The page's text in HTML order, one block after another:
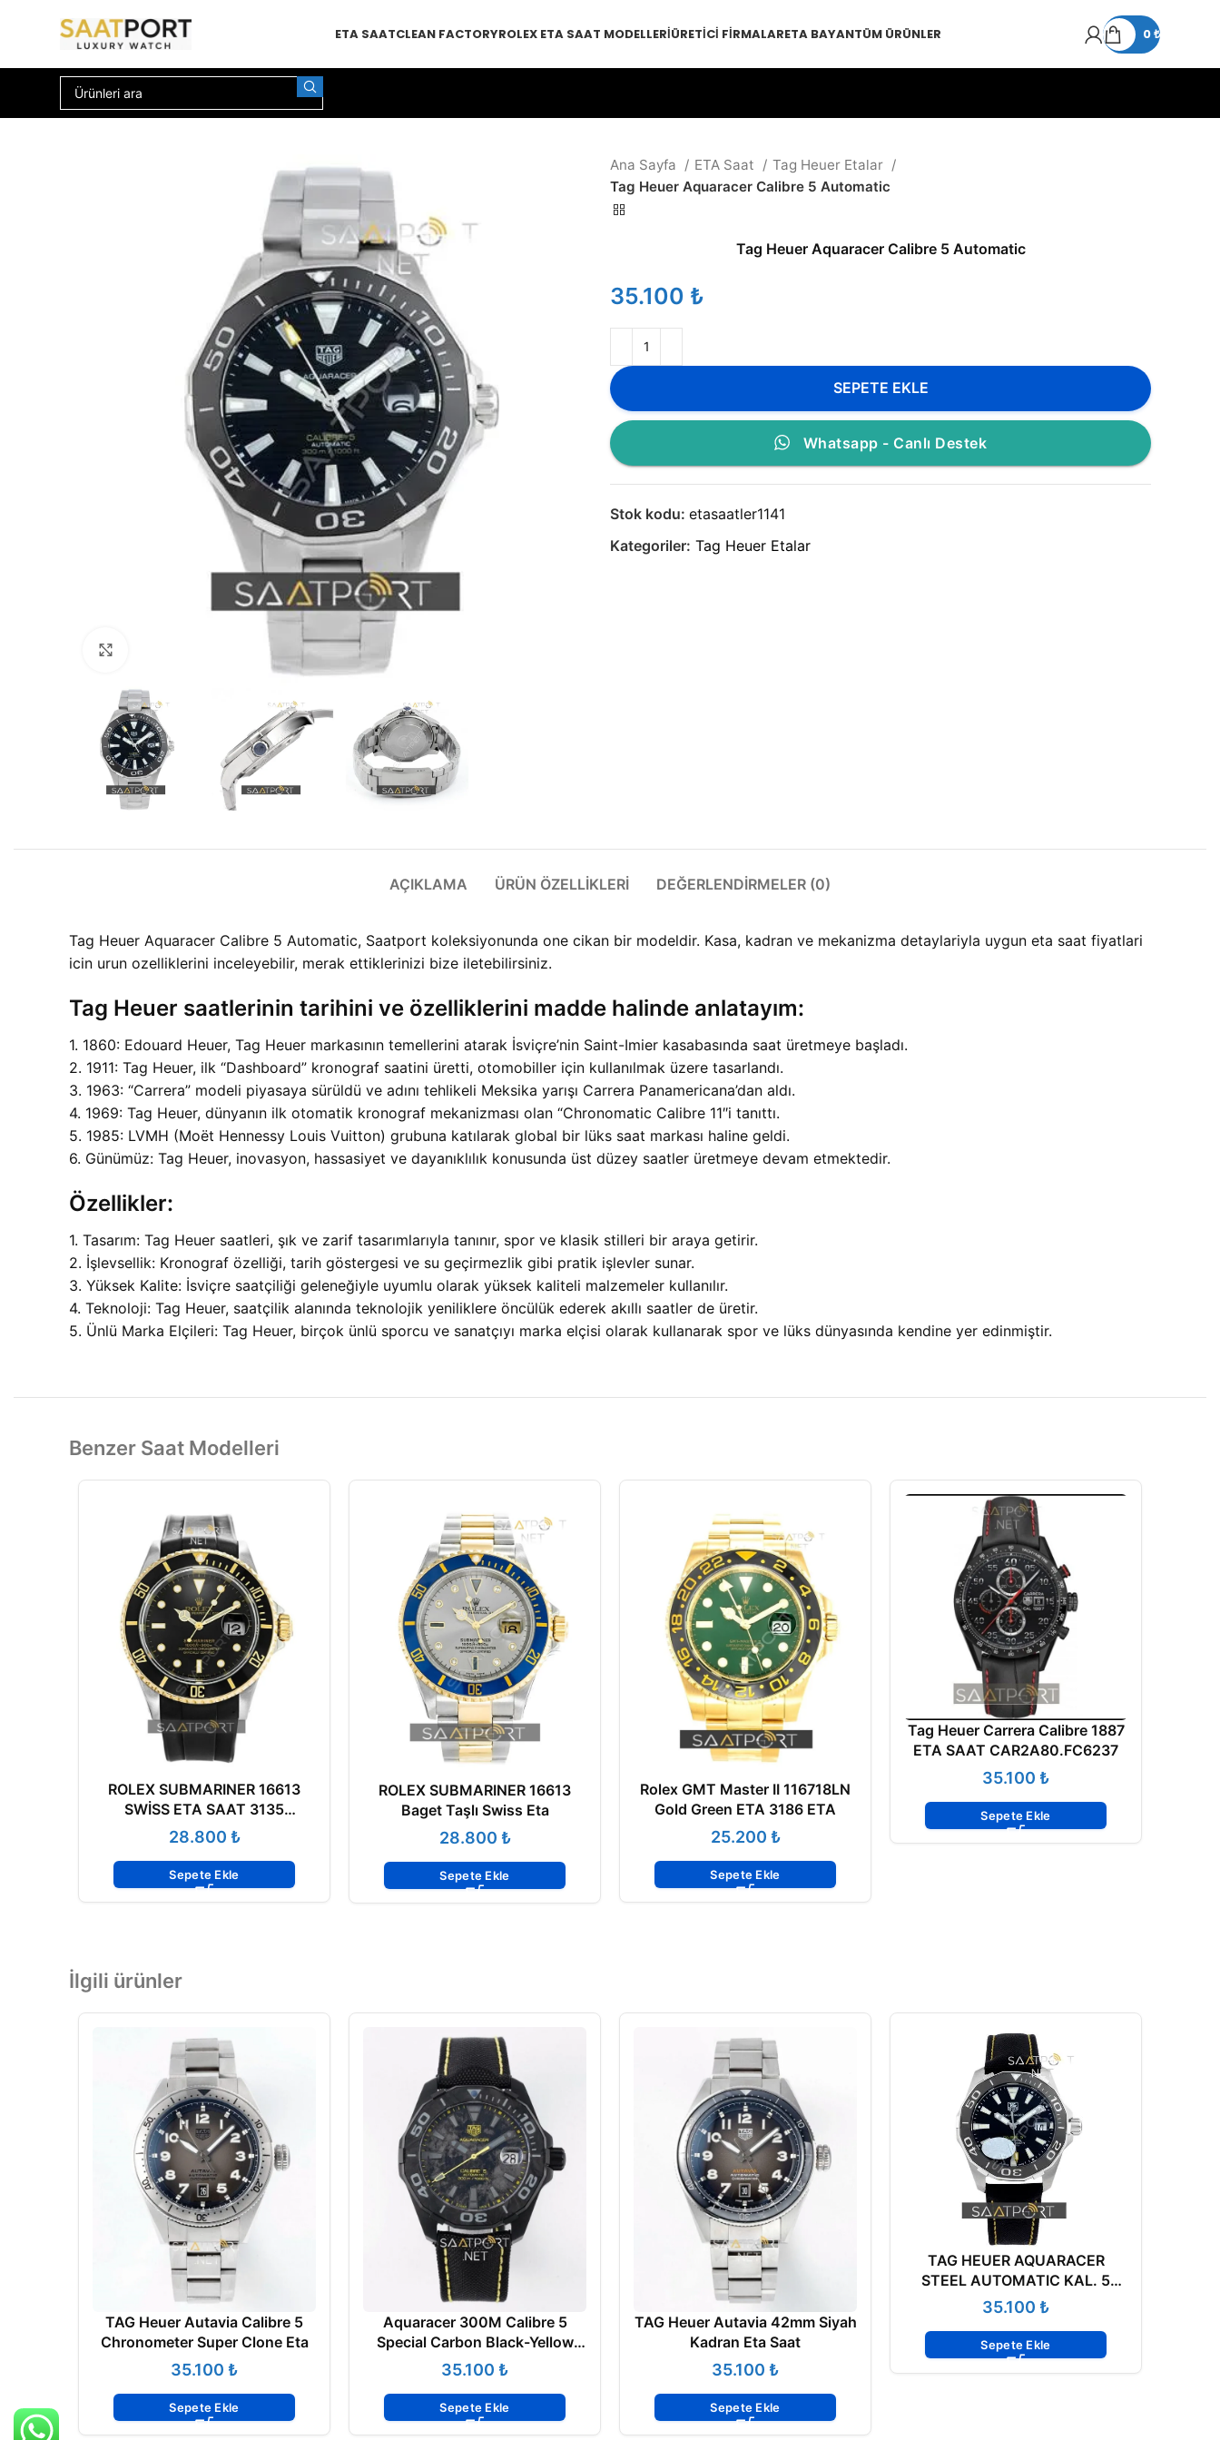
ETA SAATCLEAN FACTORYROLEX ETA SAAT MODELLERIÜRETICI FIRMALARETA BAYANTÜM ÜRÜNLER 0₺
Ana Sayfa ETA Saat
Tag Heuer Etalar
Tag Heuer Aquaracer Calibre 5 Automatic
Tag Heuer Aquaracer Calibre 5 Automatic
₺
SEPETE EKLE
Whatsapp - Canlı Destek
Stok kodu: etasaatler1141
Kategoriler: Tag Heuer Etalar
AÇIKLAMA ÜRÜN ÖZELLIKLERI DEĞERLENDIRMELER (0)
Tag Heuer Aquaracer Calibre 5 Automatic, Saatport koleksiyonunda one cikan bir modeldir. Kasa, kadran ve mekanizma detaylariyla uygun eta saat fiyatlari
icin urun ozelliklerini inceleyebilir, merak ettiklerinizi bize iletebilirsiniz.
Tag Heuer saatlerinin tarihini ve özelliklerini madde halinde anlatayım:
1. 1860: Edouard Heuer, Tag Heuer markasının temellerini atarak İsviçre’nin Saint-Imier kasabasında saat üretmeye başladı.
2. 1911: Tag Heuer, ilk “Dashboard” kronograf saatini üretti, otomobiller için kullanılmak üzere tasarlandı.
3. 1963: “Carrera” modeli piyasaya sürüldü ve adını tehlikeli Meksika yarışı Carrera Panamericana’dan aldı.
4. 1969: Tag Heuer, dünyanın ilk otomatik kronograf mekanizması olan “Chronomatic Calibre 11″i tanıttı.
5. 1985: LVMH (Moët Hennessy Louis Vuitton) grubuna katılarak global bir lüks saat markası haline geldi.
6. Günümüz: Tag Heuer, inovasyon, hassasiyet ve dayanıklılık konusunda üst düzey saatler üretmeye devam etmektedir.
Özellikler:
1. Tasarım: Tag Heuer saatleri, şık ve zarif tasarımlarıyla tanınır, spor ve klasik stilleri bir araya getirir.
2. İşlevsellik: Kronograf özelliği, tarih göstergesi ve su geçirmezlik gibi pratik işlevler sunar.
3. Yüksek Kalite: İsviçre saatçiliği geleneğiyle uyumlu olarak yüksek kaliteli malzemeler kullanılır.
4. Teknoloji: Tag Heuer, saatçilik alanında teknolojik yeniliklere öncülük ederek akıllı saatler de üretir.
5. Ünlü Marka Elçileri: Tag Heuer, birçok ünlü sporcu ve sanatçıyı marka elçisi olarak kullanarak spor ve lüks dünyasında kendine yer edinmiştir.
Benzer Saat Modelleri
ROLEX SUBMARINER 16613
SWİSS ETA SAAT 3135
MEKANİZMA
₺
Sepete Ekle
ROLEX SUBMARINER 16613
Baget Taşlı Swiss Eta
₺
Sepete Ekle
Rolex GMT Master II 116718LN
Gold Green ETA 3186 ETA
₺
Sepete Ekle
Tag Heuer Carrera Calibre 1887
ETA SAAT CAR2A80.FC6237
₺
Sepete Ekle
İlgili ürünler
TAG Heuer Autavia Calibre 5
Chronometer Super Clone Eta
₺
Sepete Ekle
Aquaracer 300M Calibre 5
Special Carbon Black-Yellow
Clone ETA₺
Sepete Ekle
TAG Heuer Autavia 42mm Siyah
Kadran Eta Saat
₺
Sepete Ekle
TAG HEUER AQUARACER
STEEL AUTOMATIC KAL. 5
SW200-1 LP
₺
Sepete Ekle